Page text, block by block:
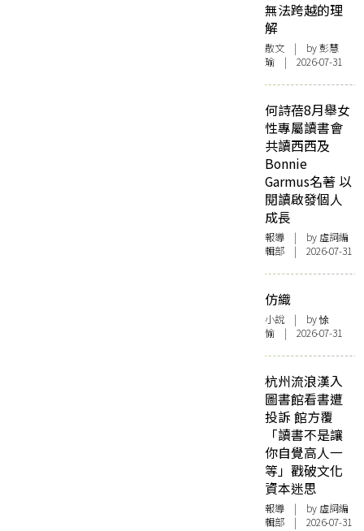
無法跨越的理
解
散文 | by 彭慧
瑜 | 2026-07-31
何詩蓓8月舉女
性專屬讀書會
共讀西西及
Bonnie
Garmus名著 以
閱讀啟發個人
成長
報導 | by 虛詞編
輯部 | 2026-07-31
仿織
小說 | by 悇
愉 | 2026-07-31
杭州流浪漢入
圖書館看書遭
投訴 館方覆
「讀書不是讓
你自覺高人一
等」戳破文化
資本迷思
報導 | by 虛詞編
輯部 | 2026-07-31